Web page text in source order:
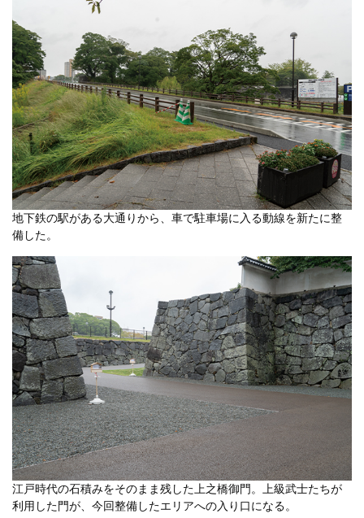
地下鉄の駅がある大通りから、車で駐車場に入る動線を新たに整
備した。
江戸時代の石積みをそのまま残した上之橋御門。上級武士たちが
利用した門が、今回整備したエリアへの入り口になる。